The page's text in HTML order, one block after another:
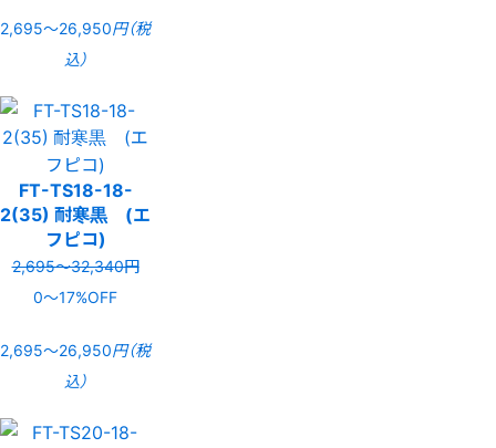
2,695〜26,950円（税
込）
FT-TS18-18-
2(35) 耐寒黒 (エ
フピコ)
2,695〜32,340円
0〜17%OFF
2,695〜26,950円（税
込）